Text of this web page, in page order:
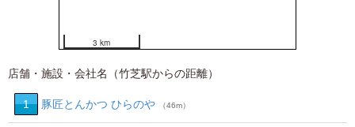
3 km
店舗・施設・会社名（竹芝駅からの距離）
1 豚匠とんかつ ひらのや （46m）